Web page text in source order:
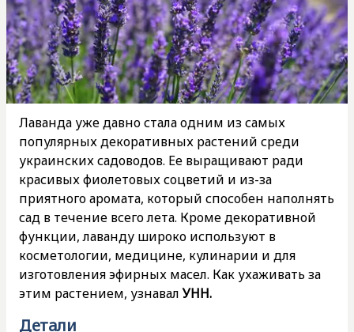
Лаванда уже давно стала одним из самых
популярных декоративных растений среди
украинских садоводов. Ее выращивают ради
красивых фиолетовых соцветий и из-за
приятного аромата, который способен наполнять
сад в течение всего лета. Кроме декоративной
функции, лаванду широко используют в
косметологии, медицине, кулинарии и для
изготовления эфирных масел. Как ухаживать за
этим растением, узнавалУНН.
Детали